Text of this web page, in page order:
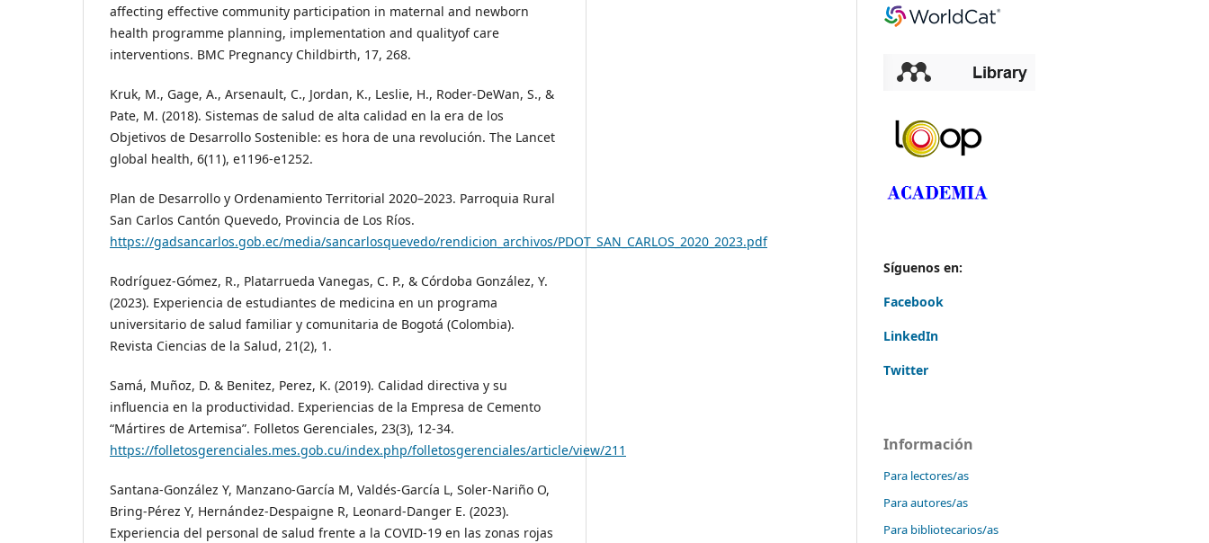
affecting effective community participation in maternal and newborn
health programme planning, implementation and qualityof care
interventions. BMC Pregnancy Childbirth, 17, 268.
Kruk, M., Gage, A., Arsenault, C., Jordan, K., Leslie, H., Roder-DeWan, S., &
Pate, M. (2018). Sistemas de salud de alta calidad en la era de los
Objetivos de Desarrollo Sostenible: es hora de una revolución. The Lancet
global health, 6(11), e1196-e1252.
Plan de Desarrollo y Ordenamiento Territorial 2020–2023. Parroquia Rural
San Carlos Cantón Quevedo, Provincia de Los Ríos.
https://gadsancarlos.gob.ec/media/sancarlosquevedo/rendicion_archivos/PDOT_SAN_CARLOS_2020_2023.pdf
Rodríguez-Gómez, R., Platarrueda Vanegas, C. P., & Córdoba González, Y.
(2023). Experiencia de estudiantes de medicina en un programa
universitario de salud familiar y comunitaria de Bogotá (Colombia).
Revista Ciencias de la Salud, 21(2), 1.
Samá, Muñoz, D. & Benitez, Perez, K. (2019). Calidad directiva y su
influencia en la productividad. Experiencias de la Empresa de Cemento
“Mártires de Artemisa”. Folletos Gerenciales, 23(3), 12-34.
https://folletosgerenciales.mes.gob.cu/index.php/folletosgerenciales/article/view/211
Santana-González Y, Manzano-García M, Valdés-García L, Soler-Nariño O,
Bring-Pérez Y, Hernández-Despaigne R, Leonard-Danger E. (2023).
Experiencia del personal de salud frente a la COVID-19 en las zonas rojas
Síguenos en:
Facebook
LinkedIn
Twitter
Información
Para lectores/as
Para autores/as
Para bibliotecarios/as